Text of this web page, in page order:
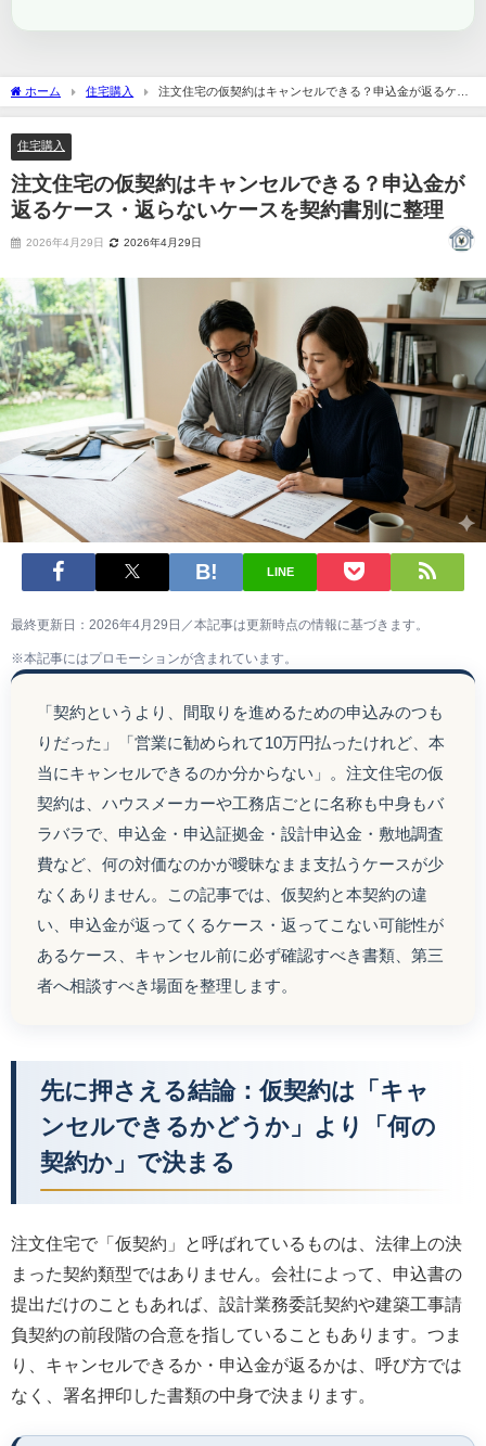
ホーム 住宅購入
注文住宅の仮契約はキャンセルできる？申込金が返るケー
ス・返らないケースを契約書別に整理
住宅購入
注文住宅の仮契約はキャンセルできる？申込金が
返るケース・返らないケースを契約書別に整理
2026年4月29日 2026年4月29日
LINE
最終更新日：2026年4月29日／本記事は更新時点の情報に基づきます。
※本記事にはプロモーションが含まれています。
「契約というより、間取りを進めるための申込みのつも
りだった」「営業に勧められて10万円払ったけれど、本
当にキャンセルできるのか分からない」。注文住宅の仮
契約は、ハウスメーカーや工務店ごとに名称も中身もバ
ラバラで、申込金・申込証拠金・設計申込金・敷地調査
費など、何の対価なのかが曖昧なまま支払うケースが少
なくありません。この記事では、仮契約と本契約の違
い、申込金が返ってくるケース・返ってこない可能性が
あるケース、キャンセル前に必ず確認すべき書類、第三
者へ相談すべき場面を整理します。
先に押さえる結論：仮契約は「キャ
ンセルできるかどうか」より「何の
契約か」で決まる
注文住宅で「仮契約」と呼ばれているものは、法律上の決
まった契約類型ではありません。会社によって、申込書の
提出だけのこともあれば、設計業務委託契約や建築工事請
負契約の前段階の合意を指していることもあります。つま
り、キャンセルできるか・申込金が返るかは、呼び方では
なく、署名押印した書類の中身で決まります。